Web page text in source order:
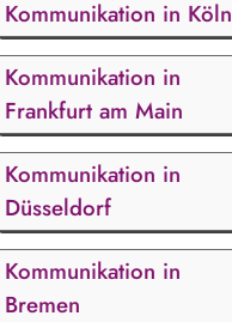
Kommunikation in Köln
Kommunikation in
Frankfurt am Main
Kommunikation in
Düsseldorf
Kommunikation in
Bremen